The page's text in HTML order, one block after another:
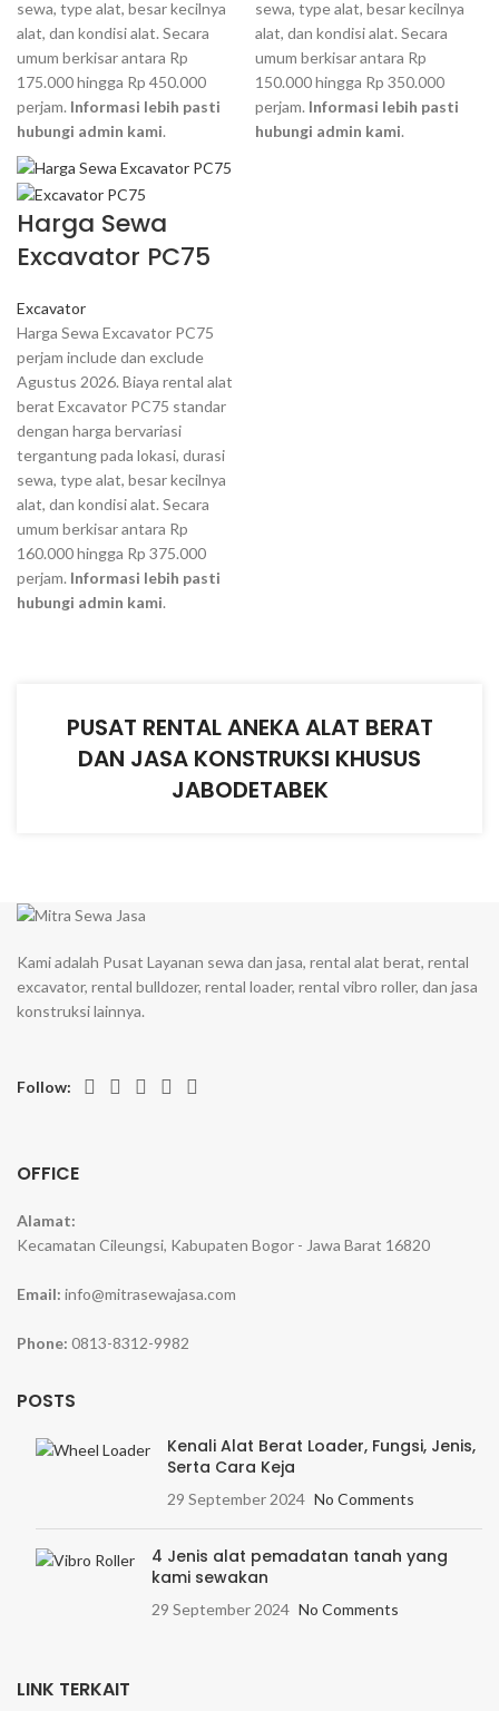
sewa, type alat, besar kecilnya
alat, dan kondisi alat. Secara
umum berkisar antara Rp
175.000 hingga Rp 450.000
perjam. Informasi lebih pasti
hubungi admin kami.
sewa, type alat, besar kecilnya
alat, dan kondisi alat. Secara
umum berkisar antara Rp
150.000 hingga Rp 350.000
perjam. Informasi lebih pasti
hubungi admin kami.
Harga Sewa
Excavator PC75
Excavator
Harga Sewa Excavator PC75
perjam include dan exclude
Agustus 2026. Biaya rental alat
berat Excavator PC75 standar
dengan harga bervariasi
tergantung pada lokasi, durasi
sewa, type alat, besar kecilnya
alat, dan kondisi alat. Secara
umum berkisar antara Rp
160.000 hingga Rp 375.000
perjam. Informasi lebih pasti
hubungi admin kami.
PUSAT RENTAL ANEKA ALAT BERAT
DAN JASA KONSTRUKSI KHUSUS
JABODETABEK
Kami adalah Pusat Layanan sewa dan jasa, rental alat berat, rental
excavator, rental bulldozer, rental loader, rental vibro roller, dan jasa
konstruksi lainnya.
Follow:
OFFICE
Alamat:
Kecamatan Cileungsi, Kabupaten Bogor - Jawa Barat 16820
Email: info@mitrasewajasa.com
Phone: 0813-8312-9982
POSTS
Kenali Alat Berat Loader, Fungsi, Jenis,
Serta Cara Keja
29 September 2024 No Comments
4 Jenis alat pemadatan tanah yang
kami sewakan
29 September 2024 No Comments
LINK TERKAIT